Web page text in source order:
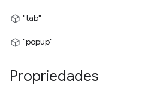
"tab"
"popup"
Propriedades